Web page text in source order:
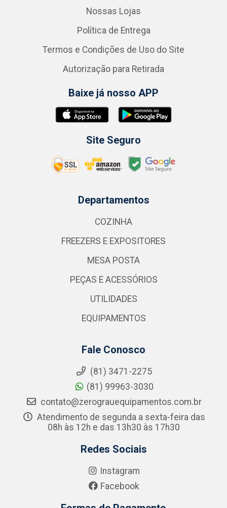
Nossas Lojas
Política de Entrega
Termos e Condições de Uso do Site
Autorização para Retirada
Baixe já nosso APP
Site Seguro
Departamentos
COZINHA
FREEZERS E EXPOSITORES
MESA POSTA
PEÇAS E ACESSÓRIOS
UTILIDADES
EQUIPAMENTOS
Fale Conosco
(81) 3471-2275
(81) 99963-3030
contato@zerograuequipamentos.com.br
Atendimento de segunda a sexta-feira das
08h às 12h e das 13h30 às 17h30
Redes Sociais
Instagram
Facebook